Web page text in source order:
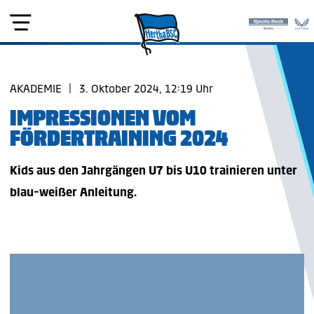
AKADEMIE 3. Oktober 2024, 12:19 Uhr
IMPRESSIONEN VOM
FÖRDERTRAINING 2024
Kids aus den Jahrgängen U7 bis U10 trainieren unter
blau-weißer Anleitung.